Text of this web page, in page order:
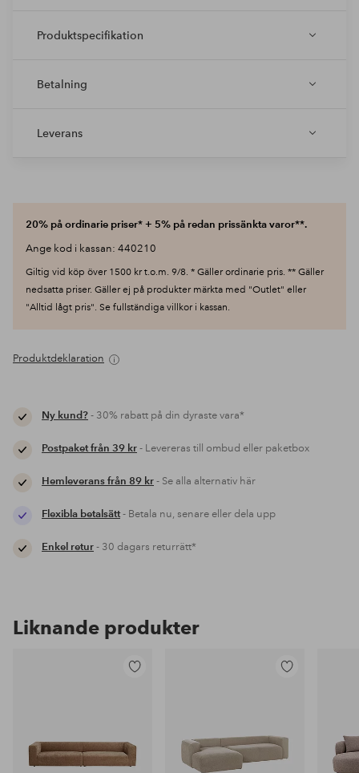
Produktspecifikation
Betalning
Leverans
20% på ordinarie priser* + 5% på redan prissänkta varor**.
Ange kod i kassan: 440210
Giltig vid köp över 1500 kr t.o.m. 9/8. * Gäller ordinarie pris. ** Gäller
nedsatta priser. Gäller ej på produkter märkta med "Outlet" eller
"Alltid lågt pris". Se fullständiga villkor i kassan.
Produktdeklaration
Ny kund?- 30% rabatt på din dyraste vara*
Postpaket från 39 kr- Levereras till ombud eller paketbox
Hemleverans från 89 kr- Se alla alternativ här
Flexibla betalsätt- Betala nu, senare eller dela upp
Enkel retur- 30 dagars returrätt*
Liknande produkter